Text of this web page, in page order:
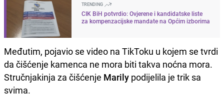
TRENDING
CIK BiH potvrdio: Ovjerene i kandidatske liste
za kompenzacijske mandate na Općim izborima
Međutim, pojavio se video na TikToku u kojem se tvrdi
da čišćenje kamenca ne mora biti takva noćna mora.
Stručnjakinja za čišćenje Marily podijelila je trik sa
svima.